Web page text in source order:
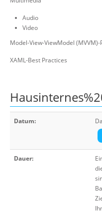
Audio
Video
Model-View-ViewModel
XAML-Best Practices
Datum:
Dauer: